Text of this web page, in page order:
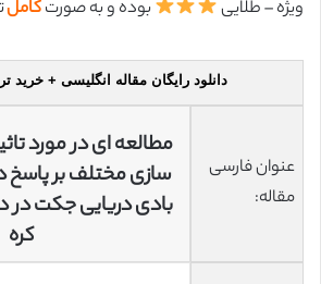
ویژه – طلایی
بوده و به صورتکامل
دانلود رایگان مقاله انگلیسی + خرید
عنوان فارسی
مقاله:
مطالعه ای در مورد
سازی مختلف بر پاسخ
بادی دریایی جکت در
کره